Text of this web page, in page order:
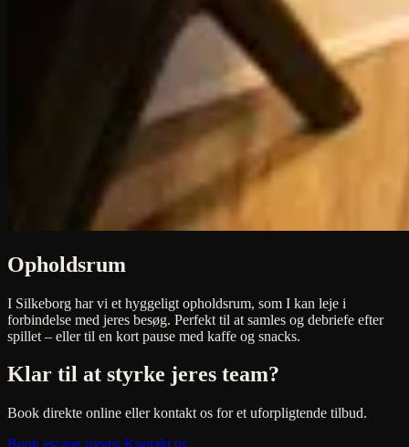
Opholdsrum
I Silkeborg har vi et hyggeligt opholdsrum, som I kan leje i
forbindelse med jeres besøg. Perfekt til at samles og debriefe efter
spillet – eller til en kort pause med kaffe og snacks.
Klar til at styrke jeres team?
Book direkte online eller kontakt os for et uforpligtende tilbud.